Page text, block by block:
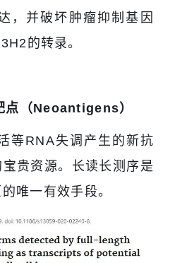
，并破坏肿瘤抑制基因
的转录。
点（Neoantigens）
等RNA失调产生的新抗
贵资源。长读长测序是
唯一有效手段。